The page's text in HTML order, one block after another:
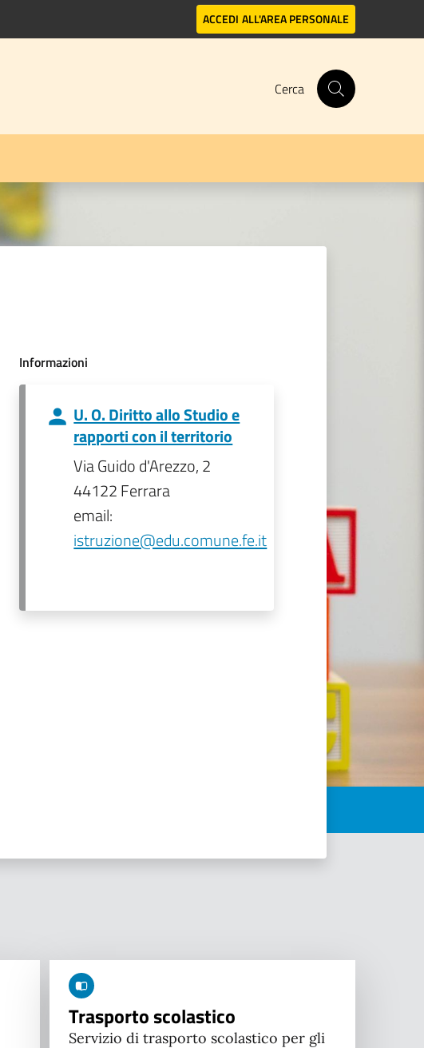
ACCEDI ALL'AREA PERSONALE
Cerca
Informazioni
U. O. Diritto allo Studio e
rapporti con il territorio
Via Guido d'Arezzo, 2
44122 Ferrara
email:
istruzione@edu.comune.fe.it
Trasporto scolastico
Servizio di trasporto scolastico per gli